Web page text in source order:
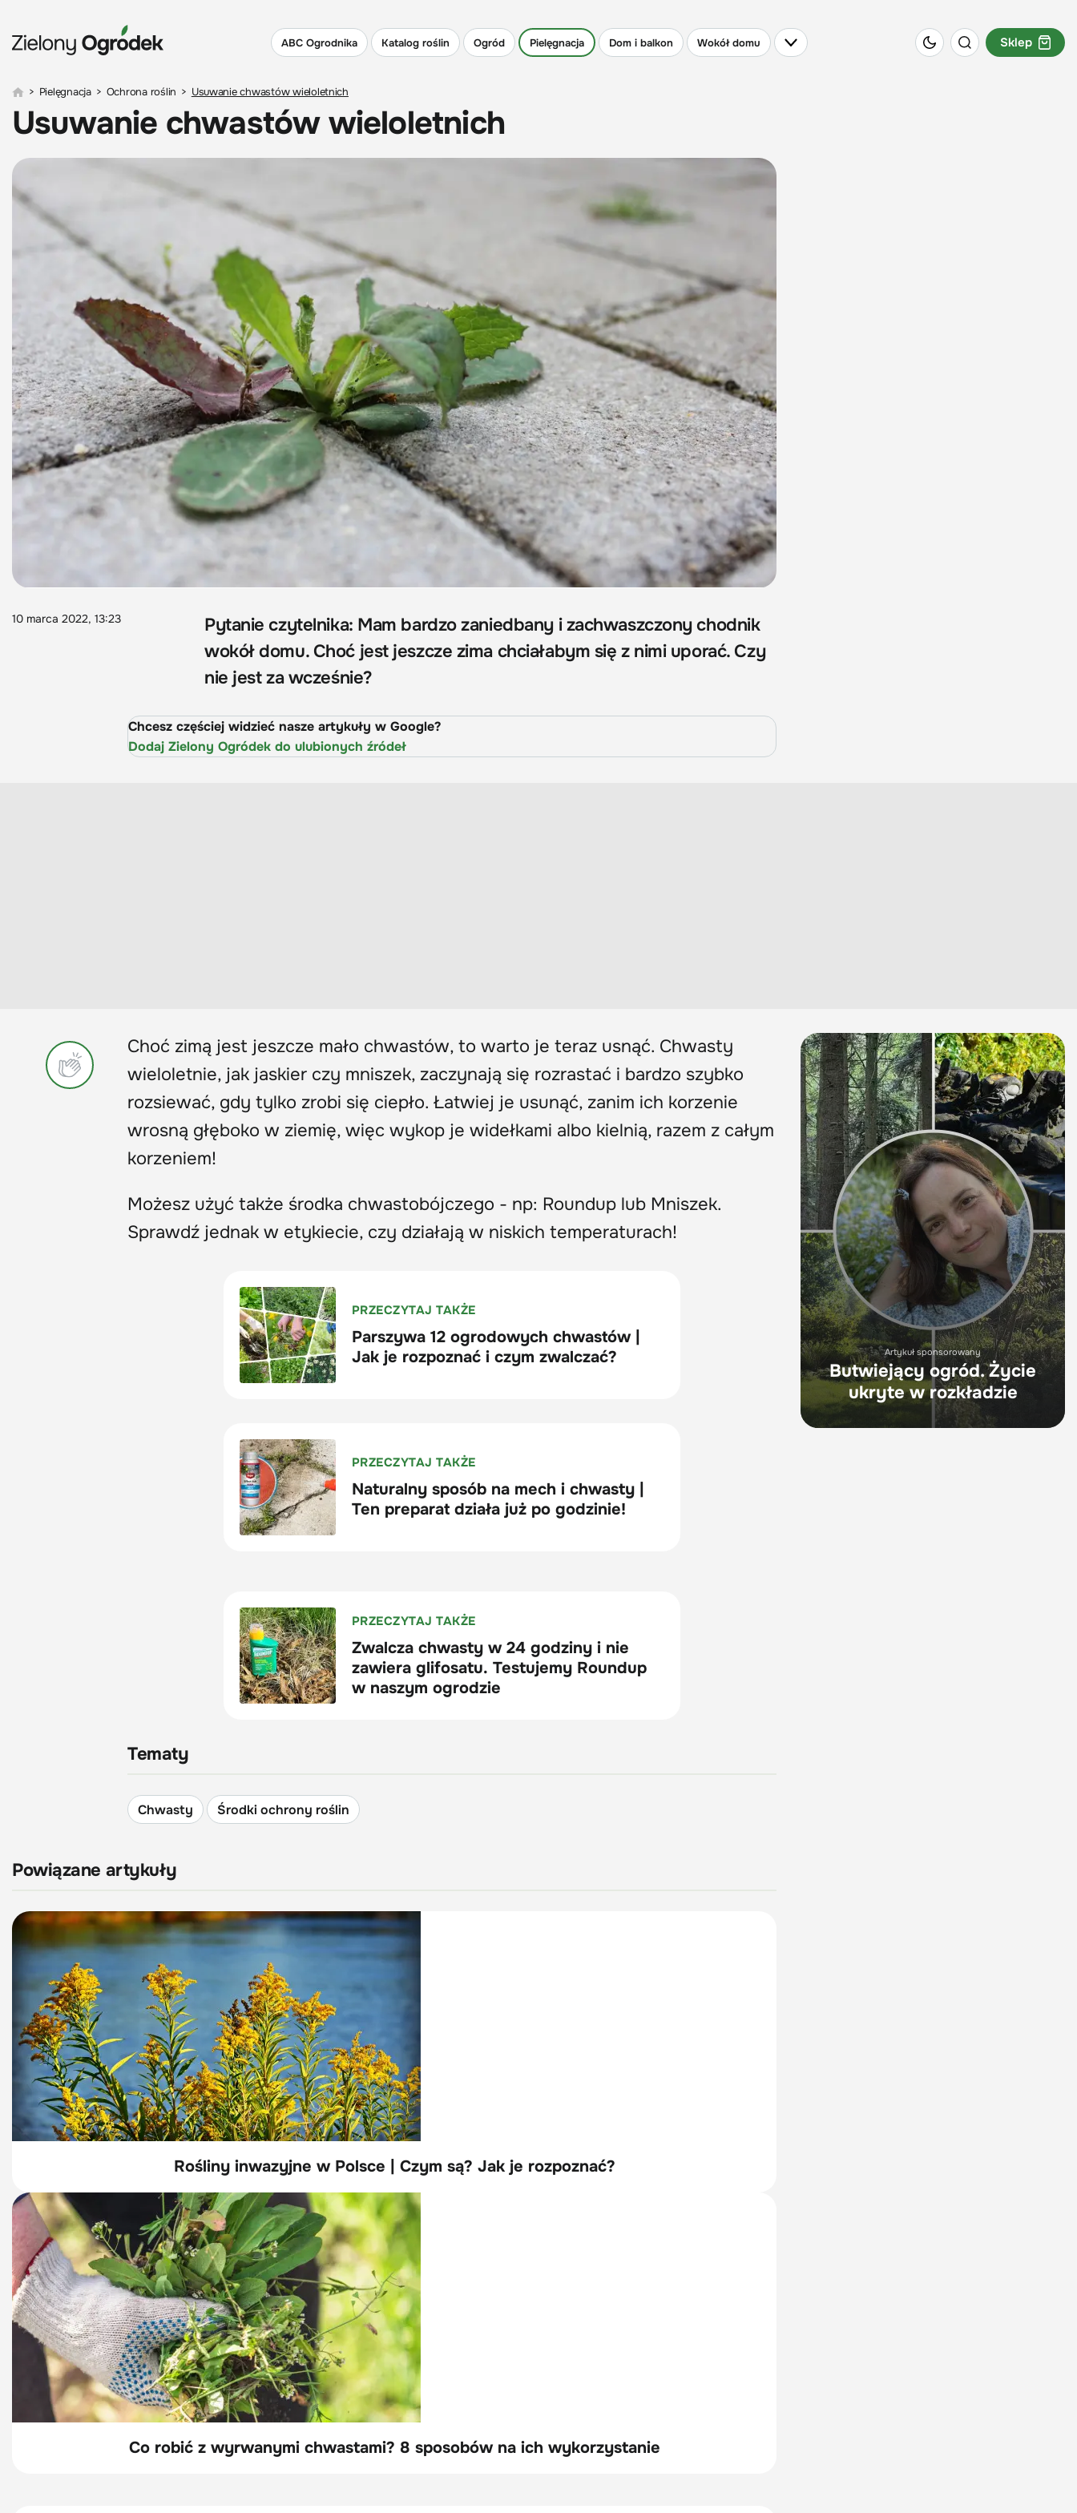
ABC Ogrodnika Katalog roślin Ogród Pielęgnacja Dom i balkon Wokół domu Sklep
> Pielęgnacja > Ochrona roślin > Usuwanie chwastów wieloletnich
Usuwanie chwastów wieloletnich
10 marca 2022, 13:23
Pytanie czytelnika: Mam bardzo zaniedbany i zachwaszczony chodnik
wokół domu. Choć jest jeszcze zima chciałabym się z nimi uporać. Czy
nie jest za wcześnie?
Chcesz częściej widzieć nasze artykuły w Google?
Dodaj Zielony Ogródek do ulubionych źródeł
Choć zimą jest jeszcze mało chwastów, to warto je teraz usnąć. Chwasty
wieloletnie, jak jaskier czy mniszek, zaczynają się rozrastać i bardzo szybko
rozsiewać, gdy tylko zrobi się ciepło. Łatwiej je usunąć, zanim ich korzenie
wrosną głęboko w ziemię, więc wykop je widełkami albo kielnią, razem z całym
korzeniem!
Możesz użyć także środka chwastobójczego - np: Roundup lub Mniszek.
Sprawdź jednak w etykiecie, czy działają w niskich temperaturach!
Tematy
Chwasty Środki ochrony roślin
Powiązane artykuły
Rośliny inwazyjne w Polsce | Czym są? Jak je rozpoznać?
Co robić z wyrwanymi chwastami? 8 sposobów na ich wykorzystanie
Artykuł sponsorowany
Butwiejący ogród. Życie
ukryte w rozkładzie